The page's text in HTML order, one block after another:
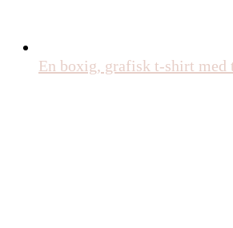
En boxig, grafisk t-shirt med